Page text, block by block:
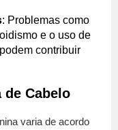
: Problemas como
e o uso de
contribuir
de Cabelo
varia de acordo